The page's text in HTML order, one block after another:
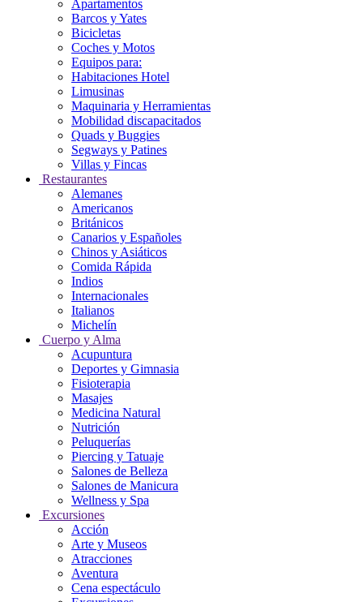
Apartamentos
Barcos y Yates
Bicicletas
Coches y Motos
Equipos para:
Habitaciones Hotel
Limusinas
Maquinaria y Herramientas
Mobilidad discapacitados
Quads y Buggies
Segways y Patines
Villas y Fincas
Restaurantes
Alemanes
Americanos
Británicos
Canarios y Españoles
Chinos y Asiáticos
Comida Rápida
Indios
Internacionales
Italianos
Michelín
Cuerpo y Alma
Acupuntura
Deportes y Gimnasia
Fisioterapia
Masajes
Medicina Natural
Nutrición
Peluquerías
Piercing y Tatuaje
Salones de Belleza
Salones de Manicura
Wellness y Spa
Excursiones
Acción
Arte y Museos
Atracciones
Aventura
Cena espectáculo